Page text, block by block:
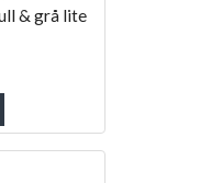
& grå lite